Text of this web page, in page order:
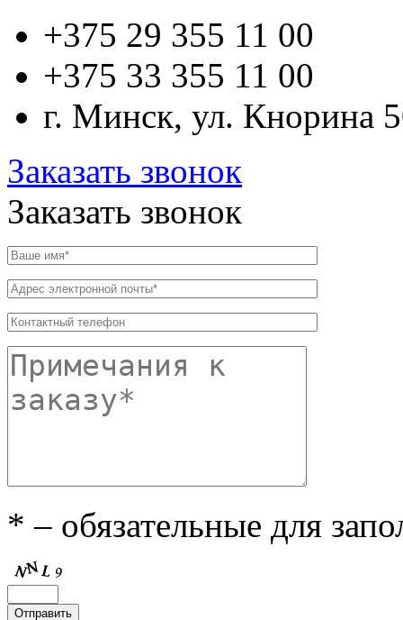
+375 29 355 11 00
+375 33 355 11 00
г. Минск, ул. Кнорина
Заказать звонок
Заказать звонок
* – обязательные для